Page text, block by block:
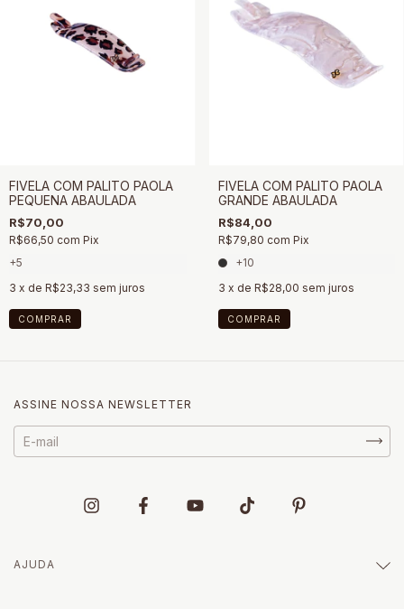
FIVELA COM PALITO PAOLA
PEQUENA ABAULADA
R$70,00
R$66,50 com Pix
+5
3 x de R$23,33 sem juros
COMPRAR
FIVELA COM PALITO PAOLA
GRANDE ABAULADA
R$84,00
R$79,80 com Pix
+10
3 x de R$28,00 sem juros
COMPRAR
ASSINE NOSSA NEWSLETTER
AJUDA